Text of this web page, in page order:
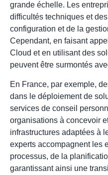
grande échelle. Les
difficultés techniques et
configuration et de la
Cependant, en faisant
Cloud et en utilisant des
peuvent être surmontés
En France, par exemple,
dans le déploiement de
services de conseil
organisations à concevoir
infrastructures adaptées à
experts accompagnent les
processus, de la
garantissant ainsi une